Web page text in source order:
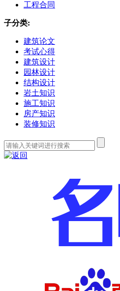
工程合同
子分类:
建筑论文
考试心得
建筑设计
园林设计
结构设计
岩土知识
施工知识
房产知识
装修知识